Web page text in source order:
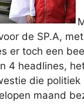
de SP.A,
er toch een
4 headlines,
die politiek
maand